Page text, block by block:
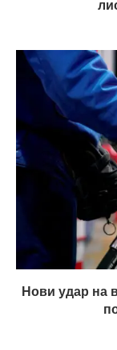
Нови удар на